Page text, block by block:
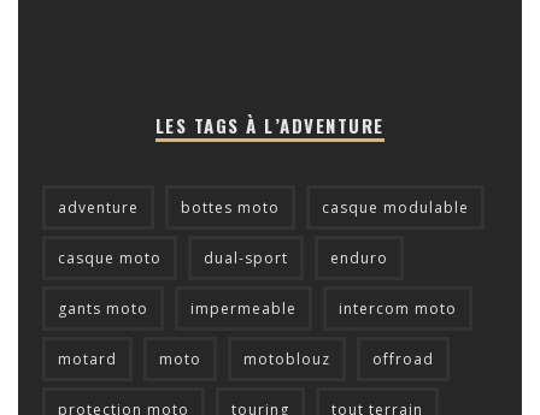
LES TAGS À L’ADVENTURE
adventure bottes moto casque modulable
casque moto dual-sport enduro
gants moto impermeable intercom moto
motard moto motoblouz offroad
protection moto touring tout terrain